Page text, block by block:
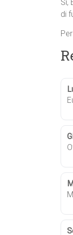
Sì,
di